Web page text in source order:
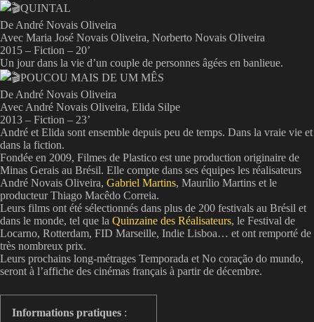
QUINTAL
De André Novais Oliveira
Avec Maria José Novais Oliveira, Norberto Novais Oliveira
2015 – Fiction – 20’
Un jour dans la vie d’un couple de personnes âgées en banlieue.
POUCOU MAIS DE UM MÊS
De André Novais Oliveira
Avec André Novais Oliveira, Elida Silpe
2013 – Fiction – 23’
André et Elida sont ensemble depuis peu de temps. Dans la vraie vie et
dans la fiction.
Fondée en 2009, Filmes de Plastico est une production originaire de
Minas Gerais au Brésil. Elle compte dans ses équipes les réalisateurs
André Novais Oliveira, Gabriel Martins, Maurílio Martins et le
producteur Thiago Macêdo Correia.
Leurs films ont été sélectionnés dans plus de 200 festivals au Brésil et
dans le monde, tel que la Quinzaine des Réalisateurs, le Festival de
Locarno, Rotterdam, FID Marseille, Indie Lisboa… et ont remporté de
très nombreux prix.
Leurs prochains long-métrages Temporada et No coração do mundo,
seront à l’affiche des cinémas français à partir de décembre.
Informations pratiques :